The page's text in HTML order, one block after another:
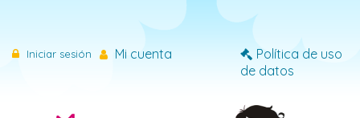
Iniciar sesión Mi cuenta
Política de uso
de datos
Iniciar sesión
Necesitas iniciar sesión para guardar productos en tu